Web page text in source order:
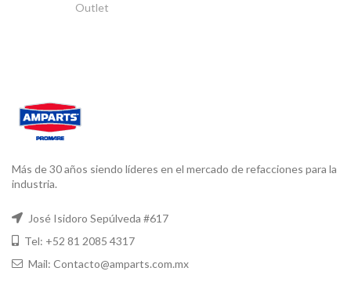
Outlet
Más de 30 años siendo líderes en el mercado de refacciones para la
industria.
José Isidoro Sepúlveda #617
Tel: +52 81 2085 4317
Mail: Contacto@amparts.com.mx